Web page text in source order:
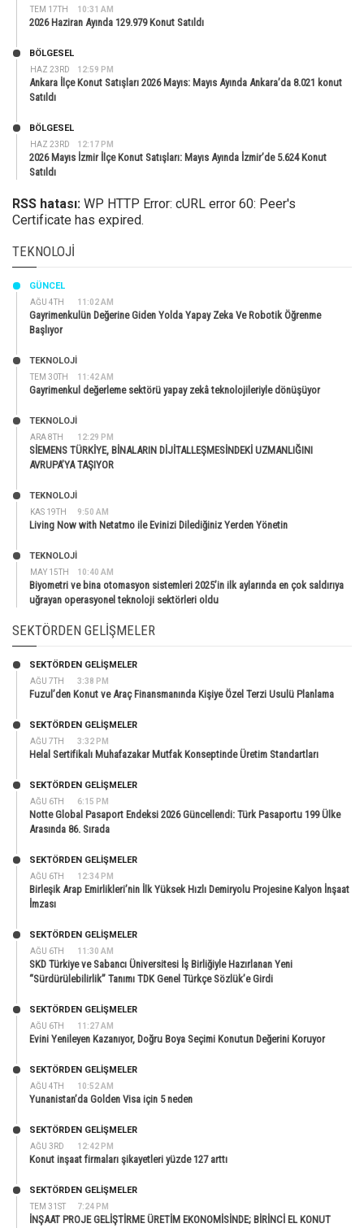
TEM 17TH 10:31 AM
2026 Haziran Ayında 129.979 Konut Satıldı
HAZ 23RD 12:59 PM
BÖLGESEL
Ankara İlçe Konut Satışları 2026 Mayıs: Mayıs Ayında Ankara’da 8.021 konut
Satıldı
HAZ 23RD 12:17 PM
BÖLGESEL
2026 Mayıs İzmir İlçe Konut Satışları: Mayıs Ayında İzmir’de 5.624 Konut
Satıldı
RSS hatası: WP HTTP Error: cURL error 60: Peer's
Certificate has expired.
TEKNOLOJI
AĞU 4TH 11:02 AM
GÜNCEL
Gayrimenkulün Değerine Giden Yolda Yapay Zeka Ve Robotik Öğrenme
Başlıyor
TEM 30TH 11:42 AM
TEKNOLOJİ
Gayrimenkul değerleme sektörü yapay zekâ teknolojileriyle dönüşüyor
ARA 8TH 12:29 PM
TEKNOLOJİ
SİEMENS TÜRKİYE, BİNALARIN DİJİTALLEŞMESİNDEKİ UZMANLIĞINI
AVRUPA’YA TAŞIYOR
KAS 19TH 9:50 AM
TEKNOLOJİ
Living Now with Netatmo ile Evinizi Dilediğiniz Yerden Yönetin
MAY 15TH 10:40 AM
TEKNOLOJİ
Biyometri ve bina otomasyon sistemleri 2025’in ilk aylarında en çok saldırıya
uğrayan operasyonel teknoloji sektörleri oldu
SEKTÖRDEN GELIŞMELER
AĞU 7TH 3:38 PM
SEKTÖRDEN GELIŞMELER
Fuzul’den Konut ve Araç Finansmanında Kişiye Özel Terzi Usulü Planlama
AĞU 7TH 3:32 PM
SEKTÖRDEN GELIŞMELER
Helal Sertifikalı Muhafazakar Mutfak Konseptinde Üretim Standartları
AĞU 6TH 6:15 PM
SEKTÖRDEN GELIŞMELER
Notte Global Pasaport Endeksi 2026 Güncellendi: Türk Pasaportu 199 Ülke
Arasında 86. Sırada
AĞU 6TH 12:34 PM
SEKTÖRDEN GELIŞMELER
Birleşik Arap Emirlikleri’nin İlk Yüksek Hızlı Demiryolu Projesine Kalyon İnşaat
İmzası
AĞU 6TH 11:30 AM
SEKTÖRDEN GELIŞMELER
SKD Türkiye ve Sabancı Üniversitesi İş Birliğiyle Hazırlanan Yeni
“Sürdürülebilirlik” Tanımı TDK Genel Türkçe Sözlük’e Girdi
AĞU 6TH 11:27 AM
SEKTÖRDEN GELIŞMELER
Evini Yenileyen Kazanıyor, Doğru Boya Seçimi Konutun Değerini Koruyor
AĞU 4TH 10:52 AM
SEKTÖRDEN GELIŞMELER
Yunanistan’da Golden Visa için 5 neden
AĞU 3RD 12:42 PM
SEKTÖRDEN GELIŞMELER
Konut inşaat firmaları şikayetleri yüzde 127 arttı
TEM 31ST 7:24 PM
SEKTÖRDEN GELIŞMELER
İNŞAAT PROJE GELİŞTİRME ÜRETİM EKONOMİSİNDE; BİRİNCİ EL KONUT